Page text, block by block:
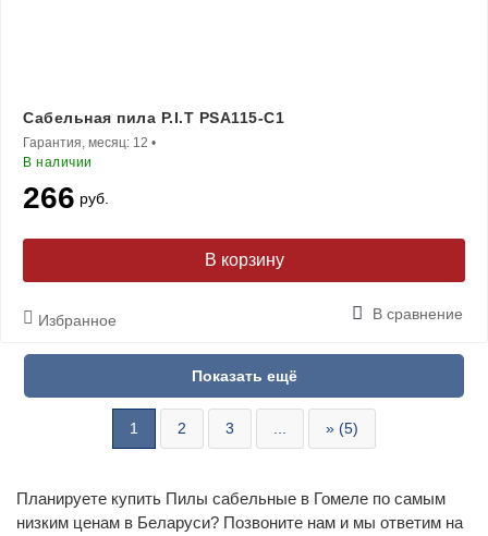
Сабельная пила P.I.T PSA115-C1
Гарантия, месяц: 12 •
В наличии
266 руб.
В корзину
Избранное В сравнение
1 2 3 » (5)
Планируете купить Пилы сабельные в Гомеле по самым
низким ценам в Беларуси? Позвоните нам и мы ответим на